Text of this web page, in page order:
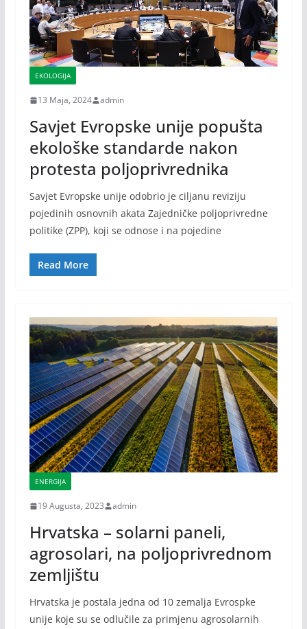
EKOLOGIJA
13 Maja, 2024 admin
Savjet Evropske unije popušta
ekološke standarde nakon
protesta poljoprivrednika
Savjet Evropske unije odobrio je ciljanu reviziju
pojedinih osnovnih akata Zajedničke poljoprivredne
politike (ZPP), koji se odnose i na pojedine
Read More
ENERGIJA
19 Augusta, 2023 admin
Hrvatska – solarni paneli,
agrosolari, na poljoprivrednom
zemljištu
Hrvatska je postala jedna od 10 zemalja Evrospke
unije koje su se odlučile za primjenu agrosolarnih